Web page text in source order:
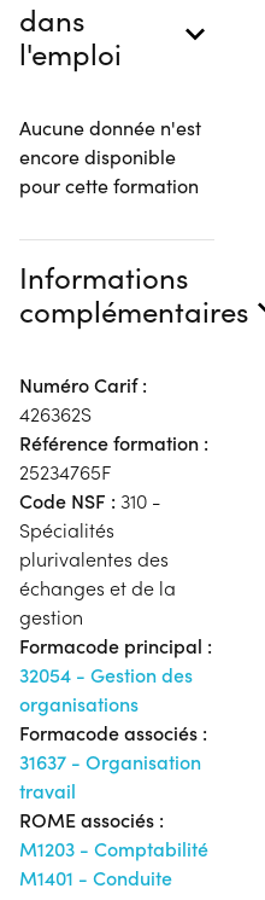
dans
l'emploi
Aucune donnée n'est
encore disponible
pour cette formation
Informations
complémentaires
Numéro Carif :
426362S
Référence formation :
25234765F
Code NSF : 310 -
Spécialités
plurivalentes des
échanges et de la
gestion
Formacode principal :
32054 - Gestion des
organisations
Formacode associés :
31637 - Organisation
travail
ROME associés :
M1203 - Comptabilité
M1401 - Conduite